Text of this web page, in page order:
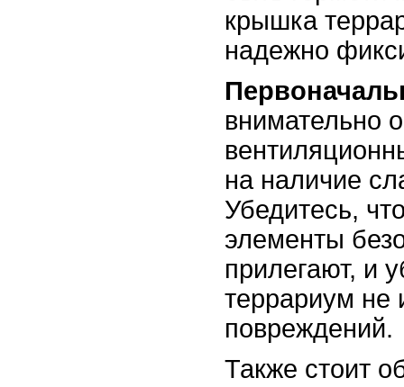
крышка
надежно
внимательно
на наличие
Убедитесь,
элементы
прилегают, и
террариум не
повреждений.
Также стоит